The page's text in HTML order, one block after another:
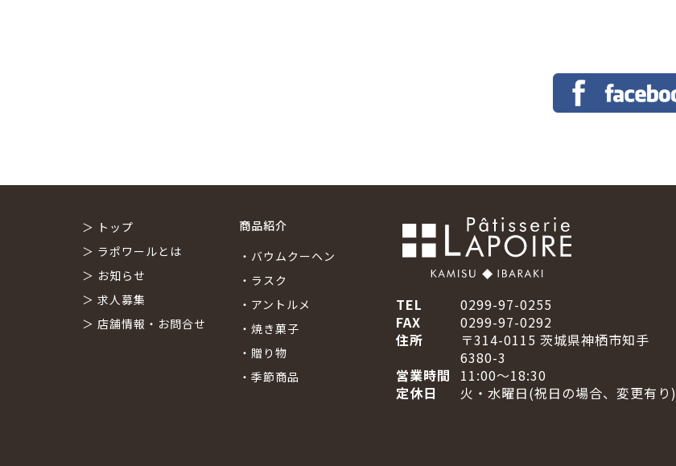
＞ トップ
＞ ラポワールとは
＞ お知らせ
＞ 求人募集
＞ 店舗情報・お問合せ
商品紹介
・ バウムクーヘン
・ ラスク
・ アントルメ
・ 焼き菓子
・ 贈り物
・ 季節商品
TEL
0299-97-0255
FAX
0299-97-0292
住所
〒314-0115 茨城県神栖市知手
6380-3
営業時間
11:00～18:30
定休日
火・水曜日(祝日の場合、変更有り)